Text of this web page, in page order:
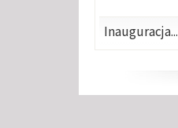
Inauguracja...